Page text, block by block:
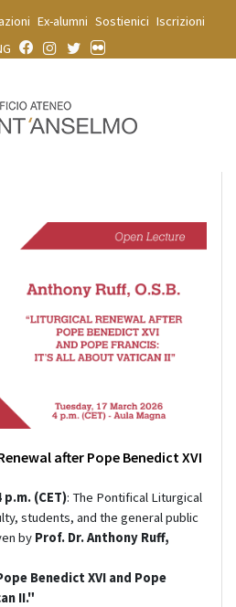
Ex-alumni Sostienici Iscrizioni
after Pope Benedict XVI
p.m. (CET): The Pontifical Liturgical
students, and the general public
by Prof. Dr. Anthony Ruff,
Benedict XVI and Pope
II."